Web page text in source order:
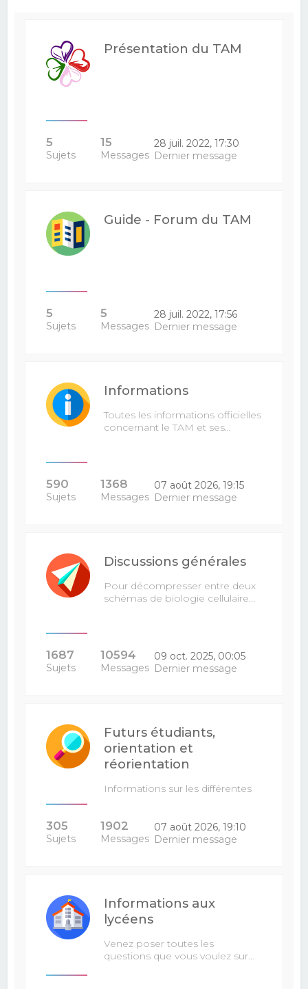
Présentation du TAM
5
Sujets
15
Messages
28 juil. 2022, 17:30
Dernier message
Guide - Forum du TAM
5
Sujets
5
Messages
28 juil. 2022, 17:56
Dernier message
Informations
Toutes les informations officielles
concernant le TAM et ses…
590
Sujets
1368
Messages
07 août 2026, 19:15
Dernier message
Discussions générales
Pour décompresser entre deux
schémas de biologie cellulaire...
1687
Sujets
10594
Messages
09 oct. 2025, 00:05
Dernier message
Futurs étudiants,
orientation et
réorientation
Informations sur les différentes
305
Sujets
1902
Messages
07 août 2026, 19:10
Dernier message
Informations aux
lycéens
Venez poser toutes les
questions que vous voulez sur…